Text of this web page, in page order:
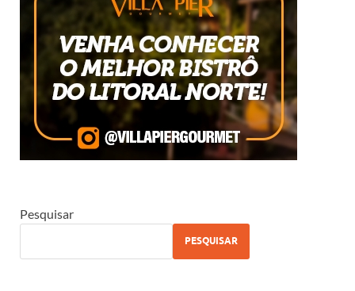
Pesquisar
PESQUISAR